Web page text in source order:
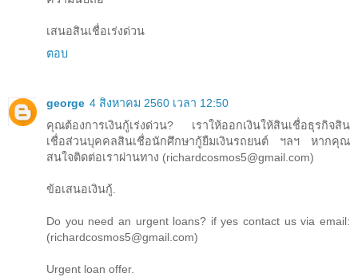
เสนอสินเชื่อเร่งด่วน
ตอบ
george 4 สิงหาคม 2560 เวลา 12:50
คุณต้องการเงินกู้เร่งด่วน? เราให้ออกเงินให้สินเชื่อธุรกิจสิน
เชื่อส่วนบุคคลสินเชื่อนักศึกษากู้ยืมเงินรถยนต์ ฯลฯ หากคุณ
สนใจติดต่อเราผ่านทาง (richardcosmos5@gmail.com)
ข้อเสนอเงินกู้.
Do you need an urgent loans? if yes contact us via email:
(richardcosmos5@gmail.com)
Urgent loan offer.